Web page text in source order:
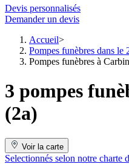
Devis personnalisés
Demander un devis
Accueil
Pompes funèbres dans le
Pompes funèbres à
3 pompes
(2a)
Voir la carte
Selectionnés selon notre charte